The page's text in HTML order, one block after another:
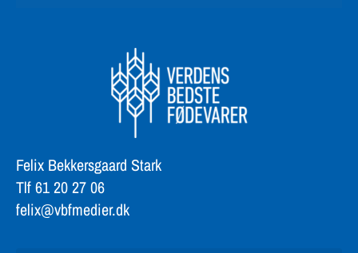
Felix Bekkersgaard Stark
Tlf 61 20 27 06
felix@vbfmedier.dk